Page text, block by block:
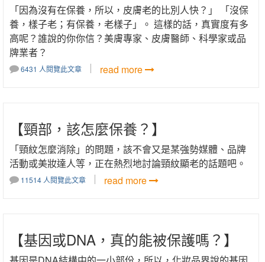
「因為沒有在保養，所以，皮膚老的比別人快？」 「沒保
養，樣子老；有保養，老樣子」。 這樣的話，真實度有多
高呢？誰說的你你信？美膚專家、皮膚醫師、科學家或品
牌業者？
6431 人閱覽此文章 read more
【頸部，該怎麼保養？】
「頸紋怎麼消除」的問題，該不會又是某強勢媒體、品牌
活動或美妝達人等，正在熱烈地討論頸紋顯老的話題吧。
11514 人閱覽此文章 read more
【基因或DNA，真的能被保護嗎？】